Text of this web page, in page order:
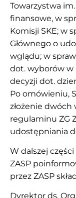
Towarzystwa
finansowe, w
Komisji SKE; w
Głównego o
wglądu; w
dot. wyborów w
decyzji dot.
Po omówieniu,
złożenie dwóch
regulaminu ZG
udostępniania
W dalszej
ZASP
przez ZASP
Dyrektor ds.